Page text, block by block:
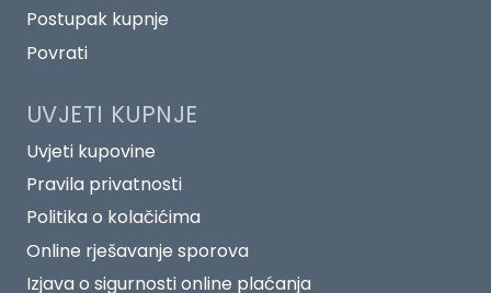
Postupak kupnje
Povrati
UVJETI KUPNJE
Uvjeti kupovine
Pravila privatnosti
Politika o kolačićima
Online rješavanje sporova
Izjava o sigurnosti online plaćanja